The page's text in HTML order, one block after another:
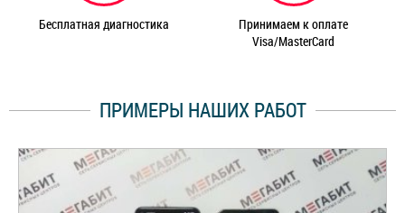
Бесплатная диагностика
Принимаем к оплате
Visa/MasterCard
ПРИМЕРЫ НАШИХ РАБОТ